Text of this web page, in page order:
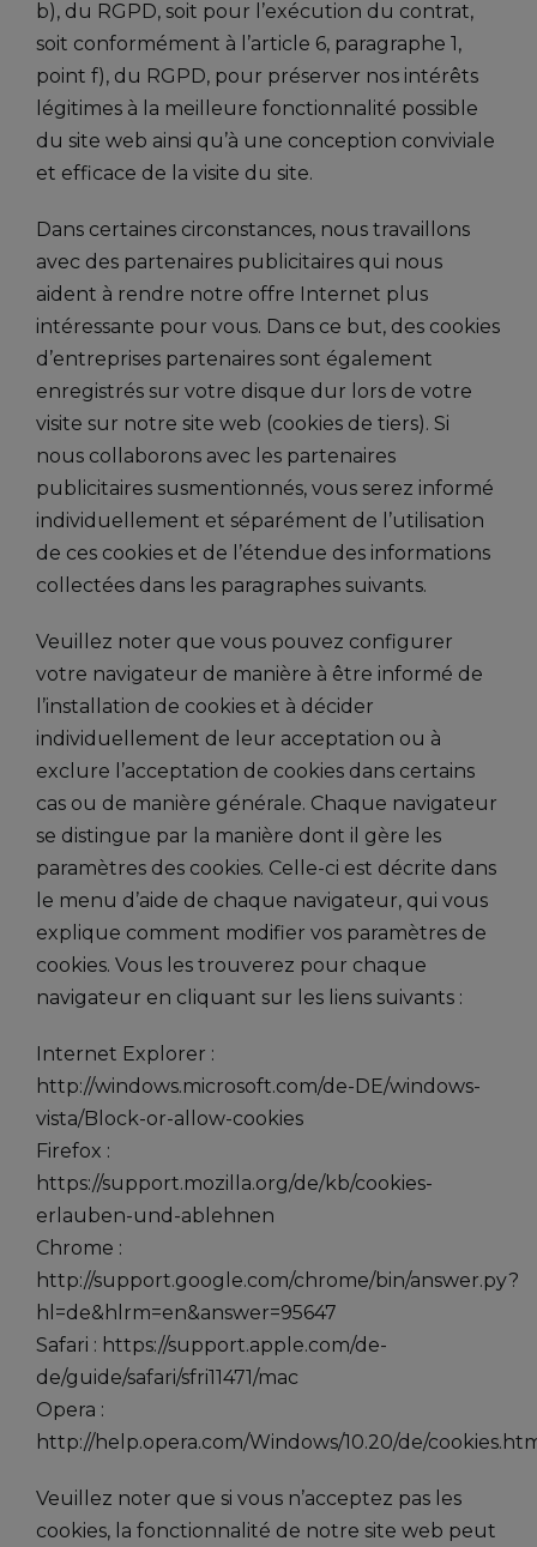
b), du RGPD, soit pour l’exécution du contrat,
soit conformément à l’article 6, paragraphe 1,
point f), du RGPD, pour préserver nos intérêts
légitimes à la meilleure fonctionnalité possible
du site web ainsi qu’à une conception conviviale
et efficace de la visite du site.
Dans certaines circonstances, nous travaillons
avec des partenaires publicitaires qui nous
aident à rendre notre offre Internet plus
intéressante pour vous. Dans ce but, des cookies
d’entreprises partenaires sont également
enregistrés sur votre disque dur lors de votre
visite sur notre site web (cookies de tiers). Si
nous collaborons avec les partenaires
publicitaires susmentionnés, vous serez informé
individuellement et séparément de l’utilisation
de ces cookies et de l’étendue des informations
collectées dans les paragraphes suivants.
Veuillez noter que vous pouvez configurer
votre navigateur de manière à être informé de
l’installation de cookies et à décider
individuellement de leur acceptation ou à
exclure l’acceptation de cookies dans certains
cas ou de manière générale. Chaque navigateur
se distingue par la manière dont il gère les
paramètres des cookies. Celle-ci est décrite dans
le menu d’aide de chaque navigateur, qui vous
explique comment modifier vos paramètres de
cookies. Vous les trouverez pour chaque
navigateur en cliquant sur les liens suivants :
Internet Explorer :
http://windows.microsoft.com/de-DE/windows-
vista/Block-or-allow-cookies
Firefox :
https://support.mozilla.org/de/kb/cookies-
erlauben-und-ablehnen
Chrome :
http://support.google.com/chrome/bin/answer.py?
hl=de&hlrm=en&answer=95647
Safari : https://support.apple.com/de-
de/guide/safari/sfri11471/mac
Opera :
http://help.opera.com/Windows/10.20/de/
Veuillez noter que si vous n’acceptez pas les
cookies, la fonctionnalité de notre site web peut